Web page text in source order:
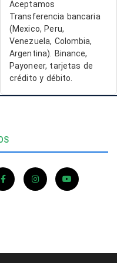
Aceptamos
Transferencia bancaria
(Mexico, Peru,
Venezuela, Colombia,
Argentina). Binance,
Payoneer, tarjetas de
crédito y débito.